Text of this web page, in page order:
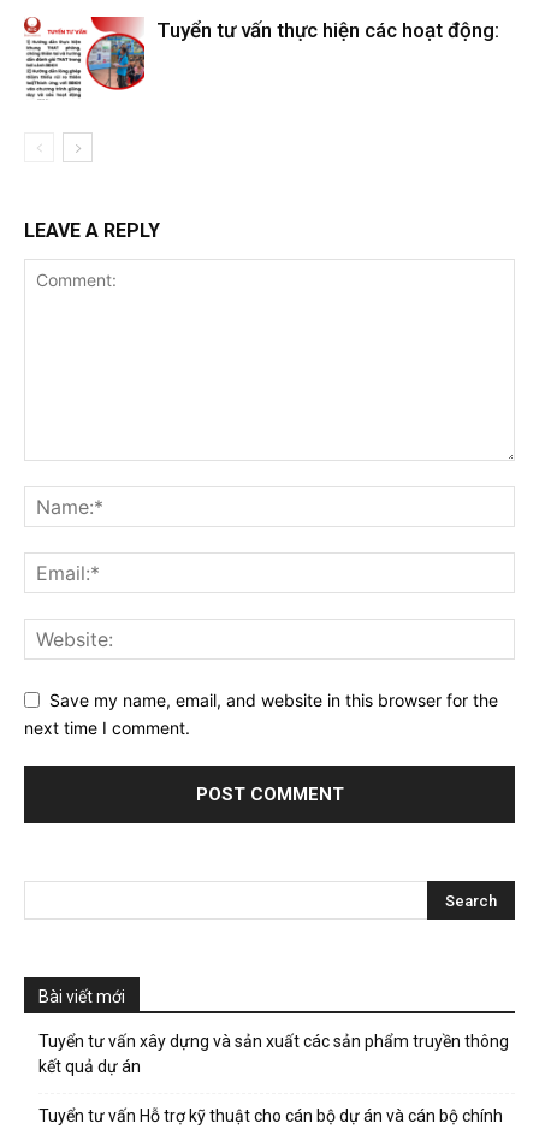
Tuyển tư vấn thực hiện các hoạt động:
LEAVE A REPLY
Save my name, email, and website in this browser for the
next time I comment.
Bài viết mới
Tuyển tư vấn xây dựng và sản xuất các sản phẩm truyền thông
kết quả dự án
Tuyển tư vấn Hỗ trợ kỹ thuật cho cán bộ dự án và cán bộ chính